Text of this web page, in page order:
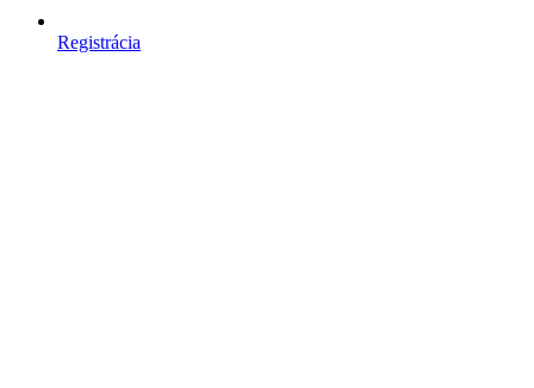
Registrácia